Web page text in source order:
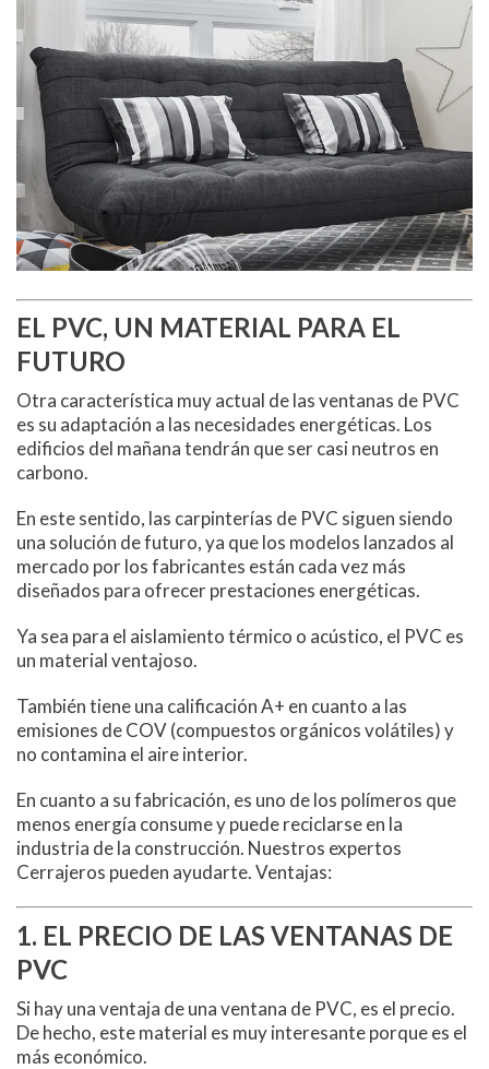
EL PVC, UN MATERIAL PARA EL
FUTURO
Otra característica muy actual de las ventanas de PVC
es su adaptación a las necesidades energéticas. Los
edificios del mañana tendrán que ser casi neutros en
carbono.
En este sentido, las carpinterías de PVC siguen siendo
una solución de futuro, ya que los modelos lanzados al
mercado por los fabricantes están cada vez más
diseñados para ofrecer prestaciones energéticas.
Ya sea para el aislamiento térmico o acústico, el PVC es
un material ventajoso.
También tiene una calificación A+ en cuanto a las
emisiones de COV (compuestos orgánicos volátiles) y
no contamina el aire interior.
En cuanto a su fabricación, es uno de los polímeros que
menos energía consume y puede reciclarse en la
industria de la construcción. Nuestros expertos
Cerrajeros pueden ayudarte. Ventajas:
1. EL PRECIO DE LAS VENTANAS DE
PVC
Si hay una ventaja de una ventana de PVC, es el precio.
De hecho, este material es muy interesante porque es el
más económico.